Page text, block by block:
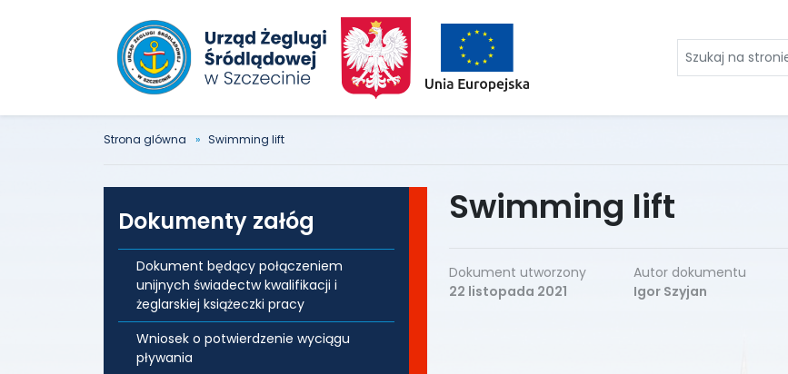
Szukaj
na
Strona glówna Swimming lift
Swimming lift
Dokument utworzony
22 listopada 2021
Autor dokumentu
Igor Szyjan
Dokumenty załóg
Dokument będący połączeniem
unijnych świadectw kwalifikacji i
żeglarskiej książeczki pracy
Wniosek o potwierdzenie wyciągu
pływania